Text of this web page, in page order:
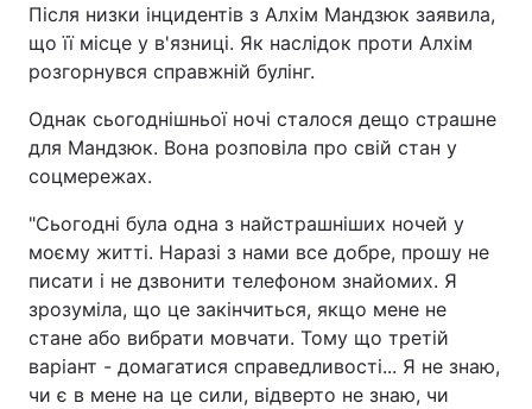
Після низки інцидентів з Алхім Мандзюк заявила,
що її місце у в'язниці. Як наслідок проти Алхім
розгорнувся справжній булінг.
Однак сьогоднішньої ночі сталося дещо страшне
для Мандзюк. Вона розповіла про свій стан у
соцмережах.
"Сьогодні була одна з найстрашніших ночей у
моєму житті. Наразі з нами все добре, прошу не
писати і не дзвонити телефоном знайомих. Я
зрозуміла, що це закінчиться, якщо мене не
стане або вибрати мовчати. Тому що третій
варіант - домагатися справедливості... Я не знаю,
чи є в мене на це сили, відверто не знаю, чи